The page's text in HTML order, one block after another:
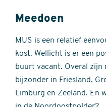
Meedoen
MUS is een relatief
kost. Wellicht is er een
buurt vacant. Overal zijn
bijzonder in Friesland,
Limburg en Zeeland. En